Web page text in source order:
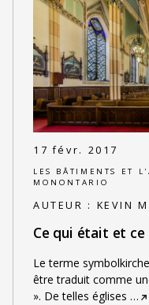
17 févr. 2017
LES BÂTIMENTS ET
MONONTARIO
AUTEUR : KEVIN
Ce qui était et ce
Le terme
être traduit comme
». De telles églises …